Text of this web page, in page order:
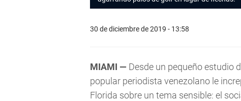
30 de diciembre de 2019 - 13:58
MIAMI — Desde un pequeño estudio
popular periodista venezolano le
Florida sobre un tema sensible: el